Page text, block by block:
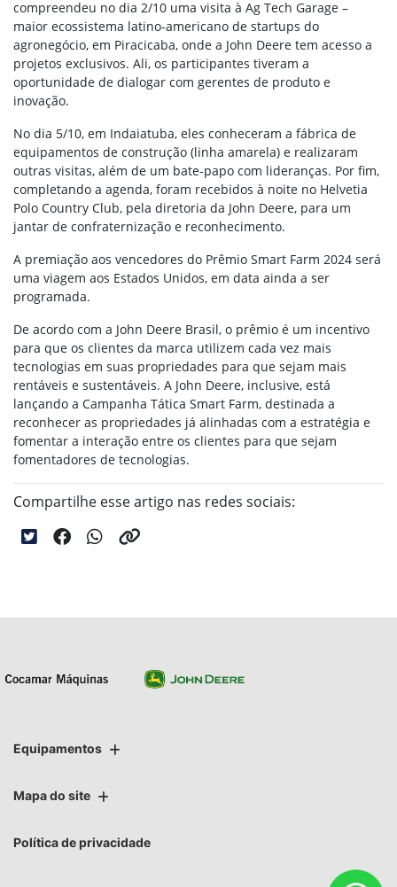
compreendeu no dia 2/10 uma visita à Ag Tech Garage –
maior ecossistema latino-americano de startups do
agronegócio, em Piracicaba, onde a John Deere tem acesso a
projetos exclusivos. Ali, os participantes tiveram a
oportunidade de dialogar com gerentes de produto e
inovação.
No dia 5/10, em Indaiatuba, eles conheceram a fábrica de
equipamentos de construção (linha amarela) e realizaram
outras visitas, além de um bate-papo com lideranças. Por fim,
completando a agenda, foram recebidos à noite no Helvetia
Polo Country Club, pela diretoria da John Deere, para um
jantar de confraternização e reconhecimento.
A premiação aos vencedores do Prêmio Smart Farm 2024 será
uma viagem aos Estados Unidos, em data ainda a ser
programada.
De acordo com a John Deere Brasil, o prêmio é um incentivo
para que os clientes da marca utilizem cada vez mais
tecnologias em suas propriedades para que sejam mais
rentáveis e sustentáveis. A John Deere, inclusive, está
lançando a Campanha Tática Smart Farm, destinada a
reconhecer as propriedades já alinhadas com a estratégia e
fomentar a interação entre os clientes para que sejam
fomentadores de tecnologias.
Compartilhe esse artigo nas redes sociais:
Equipamentos
Mapa do site
Política de privacidade